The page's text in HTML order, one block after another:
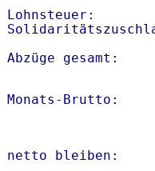
Lohnsteuer:
Abzüge gesamt:
Monats-
netto